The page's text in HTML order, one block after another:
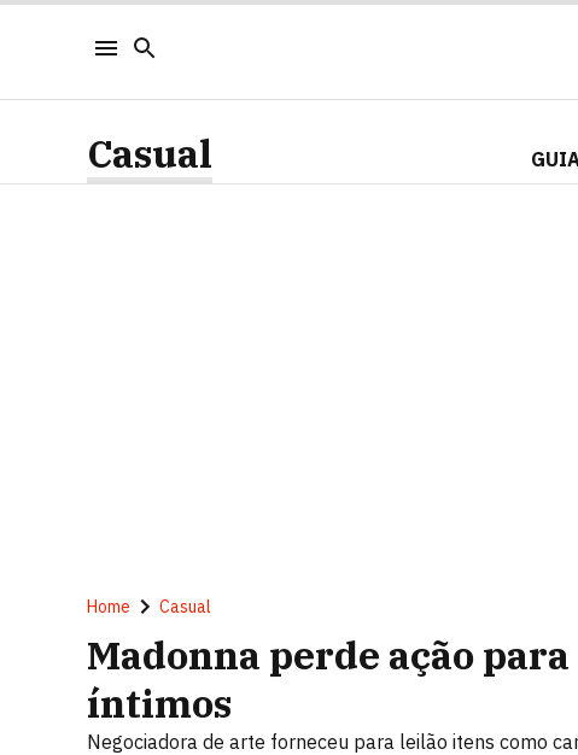
Casual
Home Casual
Madonna perde ação
íntimos
Negociadora de arte forneceu para leilão itens como